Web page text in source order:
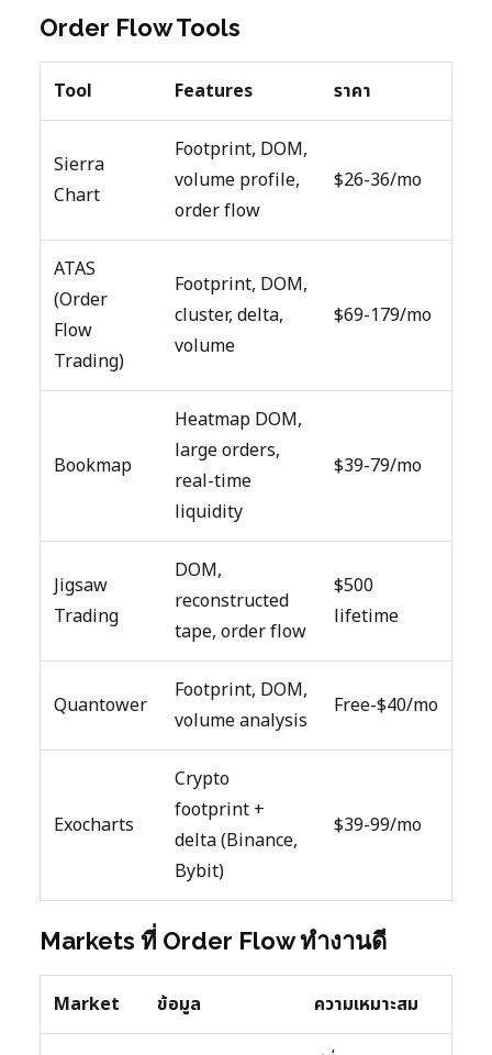
Order Flow Tools
Tool Features ราคา
Sierra
Chart
Footprint, DOM,
volume profile,
order flow
$26-36/mo
ATAS
(Order
Flow
Trading)
Footprint, DOM,
cluster, delta,
volume
$69-179/mo
Bookmap
Heatmap DOM,
large orders,
real-time
liquidity
$39-79/mo
Jigsaw
Trading
DOM,
reconstructed
tape, order flow
$500
lifetime
Quantower
Footprint, DOM,
volume analysis
Free-$40/mo
Exocharts
Crypto
footprint +
delta (Binance,
Bybit)
$39-99/mo
Markets ที่ Order Flow ทำงานดี
Market ข้อมูล ความเหมาะสม